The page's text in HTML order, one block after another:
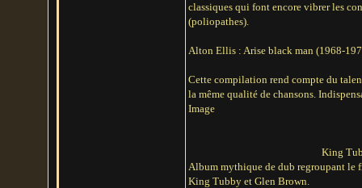
classiques qui font encore vibrer les
(poliopathes).
Alton Ellis : Arise black man (1968-
Cette compilation rend compte du
la même qualité de chansons.
Image
King
Album mythique de dub regroupant le
King Tubby et Glen Brown.